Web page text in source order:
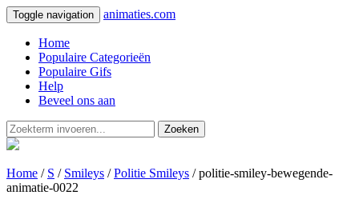
Toggle navigation animaties.com
Home
Populaire Categorieën
Populaire Gifs
Help
Beveel ons aan
Zoeken
Home / S / Smileys /Politie Smileys / politie-smiley-bewegende-
animatie-0022